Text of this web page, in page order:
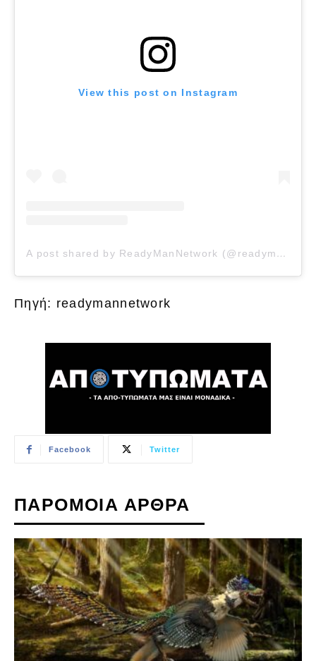
View this post on Instagram
A post shared by ReadyManNetwork (@readymannetwork)
Πηγή: readymannetwork
Facebook Twitter
ΠΑΡΟΜΟΙΑ ΑΡΘΡΑ